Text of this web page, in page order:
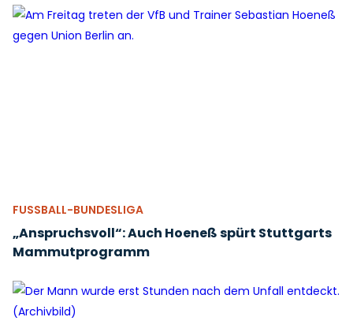
FUSSBALL-BUNDESLIGA
„Anspruchsvoll“: Auch Hoeneß spürt Stuttgarts
Mammutprogramm